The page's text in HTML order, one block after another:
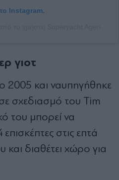
Instagram.
γιοτ
2005 και ναυπηγήθηκε
σχεδιασμό του Tim
του μπορεί να
στις επτά
και διαθέτει χώρο για